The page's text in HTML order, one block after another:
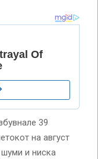
39
на август
и ниска